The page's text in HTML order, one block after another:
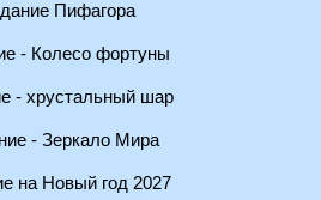
Пифагора
- Колесо фортуны
- хрустальный шар
- Зеркало Мира
на Новый год 2027